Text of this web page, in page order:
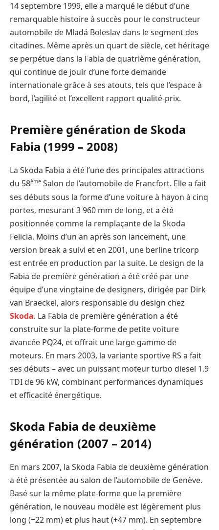
14 septembre 1999, elle a marqué le début d’une
remarquable histoire à succès pour le constructeur
automobile de Mladá Boleslav dans le segment des
citadines. Même après un quart de siècle, cet héritage
se perpétue dans la Fabia de quatrième génération,
qui continue de jouir d’une forte demande
internationale grâce à ses atouts, tels que l’espace à
bord, l’agilité et l’excellent rapport qualité-prix.
Première génération de Skoda
Fabia (1999 – 2008)
La Skoda Fabia a été l’une des principales attractions
du 58ème Salon de l’automobile de Francfort. Elle a fait
ses débuts sous la forme d’une voiture à hayon à cinq
portes, mesurant 3 960 mm de long, et a été
positionnée comme la remplaçante de la Skoda
Felicia. Moins d’un an après son lancement, une
version break a suivi et en 2001, une berline tricorp
est entrée en production par la suite. Le design de la
Fabia de première génération a été créé par une
équipe d’une vingtaine de designers, dirigée par Dirk
van Braeckel, alors responsable du design chez
Skoda. La Fabia de première génération a été
construite sur la plate-forme de petite voiture
avancée PQ24, et offrait une large gamme de
moteurs. En mars 2003, la variante sportive RS a fait
ses débuts – avec un puissant moteur turbo diesel 1.9
TDI de 96 kW, combinant performances dynamiques
et efficacité énergétique.
Skoda Fabia de deuxième
génération (2007 – 2014)
En mars 2007, la Skoda Fabia de deuxième génération
a été présentée au salon de l’automobile de Genève.
Basé sur la même plate-forme que la première
génération, le nouveau modèle est légèrement plus
long (+22 mm) et plus haut (+47 mm). En septembre